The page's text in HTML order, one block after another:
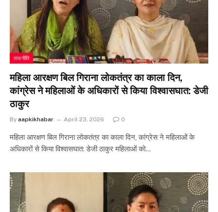
राजनीति
महिला आरक्षण बिल गिराना लोकतंत्र का काला दिन,
कांग्रेस ने महिलाओं के अधिकारों से किया विश्वासघात: डेजी
ठाकुर
By aapkikhabar April 23, 2026 0
महिला आरक्षण बिल गिराना लोकतंत्र का काला दिन, कांग्रेस ने महिलाओं के
अधिकारों से किया विश्वासघात: डेजी ठाकुर महिलाओं को…